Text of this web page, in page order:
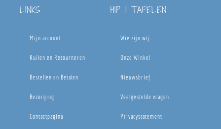
LINKS
Mijn account
Ruilen en Retourneren
Bestellen en Betalen
Bezorging
Contactpagina
HIP | TAFELEN
Wie zijn wij…
Onze Winkel
Nieuwsbrief
Veelgestelde vragen
Privacystatement